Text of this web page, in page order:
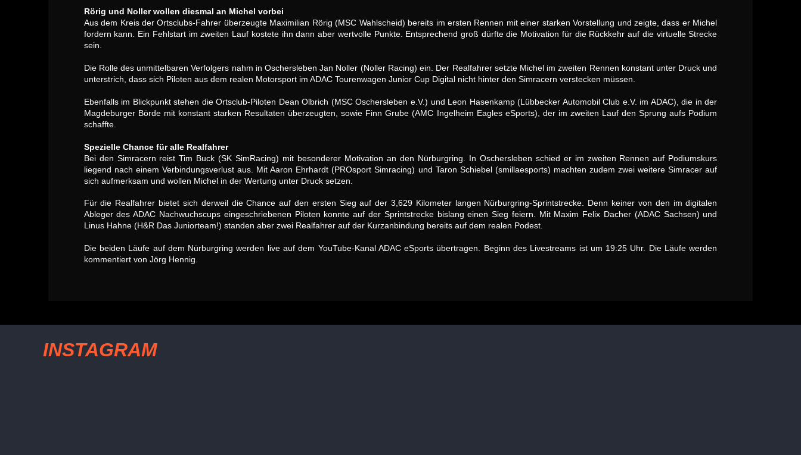
Rörig und Noller wollen diesmal an Michel vorbei
Aus dem Kreis der Ortsclubs-Fahrer überzeugte Maximilian Rörig (MSC Wahlscheid) bereits im ersten Rennen mit einer starken Vorstellung und zeigte, dass er Michel
fordern kann. Ein Fehlstart im zweiten Lauf kostete ihn dann aber wertvolle Punkte. Entsprechend groß dürfte die Motivation für die Rückkehr auf die virtuelle Strecke
sein.
Die Rolle des unmittelbaren Verfolgers nahm in Oschersleben Jan Noller (Noller Racing) ein. Der Realfahrer setzte Michel im zweiten Rennen konstant unter Druck und
unterstrich, dass sich Piloten aus dem realen Motorsport im ADAC Tourenwagen Junior Cup Digital nicht hinter den Simracern verstecken müssen.
Ebenfalls im Blickpunkt stehen die Ortsclub-Piloten Dean Olbrich (MSC Oschersleben e.V.) und Leon Hasenkamp (Lübbecker Automobil Club e.V. im ADAC), die in der
Magdeburger Börde mit konstant starken Resultaten überzeugten, sowie Finn Grube (AMC Ingelheim Eagles eSports), der im zweiten Lauf den Sprung aufs Podium
schaffte.
Spezielle Chance für alle Realfahrer
Bei den Simracern reist Tim Buck (SK SimRacing) mit besonderer Motivation an den Nürburgring. In Oschersleben schied er im zweiten Rennen auf Podiumskurs
liegend nach einem Verbindungsverlust aus. Mit Aaron Ehrhardt (PROsport Simracing) und Taron Schiebel (smillaesports) machten zudem zwei weitere Simracer auf
sich aufmerksam und wollen Michel in der Wertung unter Druck setzen.
Für die Realfahrer bietet sich derweil die Chance auf den ersten Sieg auf der 3,629 Kilometer langen Nürburgring-Sprintstrecke. Denn keiner von den im digitalen
Ableger des ADAC Nachwuchscups eingeschriebenen Piloten konnte auf der Sprintstrecke bislang einen Sieg feiern. Mit Maxim Felix Dacher (ADAC Sachsen) und
Linus Hahne (H&R Das Juniorteam!) standen aber zwei Realfahrer auf der Kurzanbindung bereits auf dem realen Podest.
Die beiden Läufe auf dem Nürburgring werden live auf dem YouTube-Kanal ADAC eSports übertragen. Beginn des Livestreams ist um 19:25 Uhr. Die Läufe werden
kommentiert von Jörg Hennig.
INSTAGRAM